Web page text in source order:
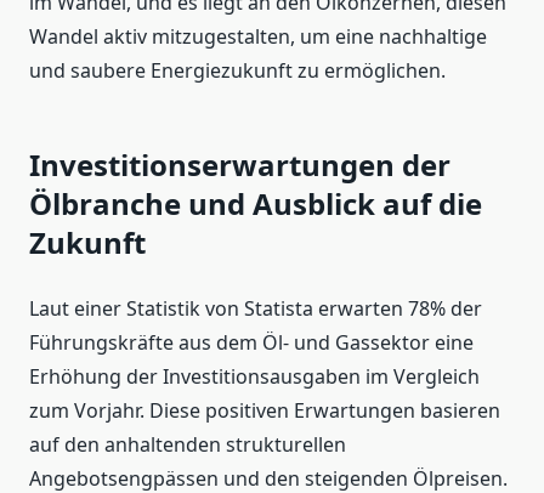
Wandel aktiv mitzugestalten, um eine nachhaltige
und saubere Energiezukunft zu ermöglichen.
Investitionserwartungen der
Ölbranche und Ausblick auf die
Zukunft
Laut einer Statistik von Statista erwarten 78% der
Führungskräfte aus dem Öl- und Gassektor eine
Erhöhung der Investitionsausgaben im Vergleich
zum Vorjahr. Diese positiven Erwartungen basieren
auf den anhaltenden strukturellen
Angebotsengpässen und den steigenden Ölpreisen.